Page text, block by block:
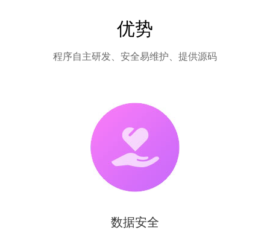
优势
程序自主研发、安全易维护、提供源码
数据安全